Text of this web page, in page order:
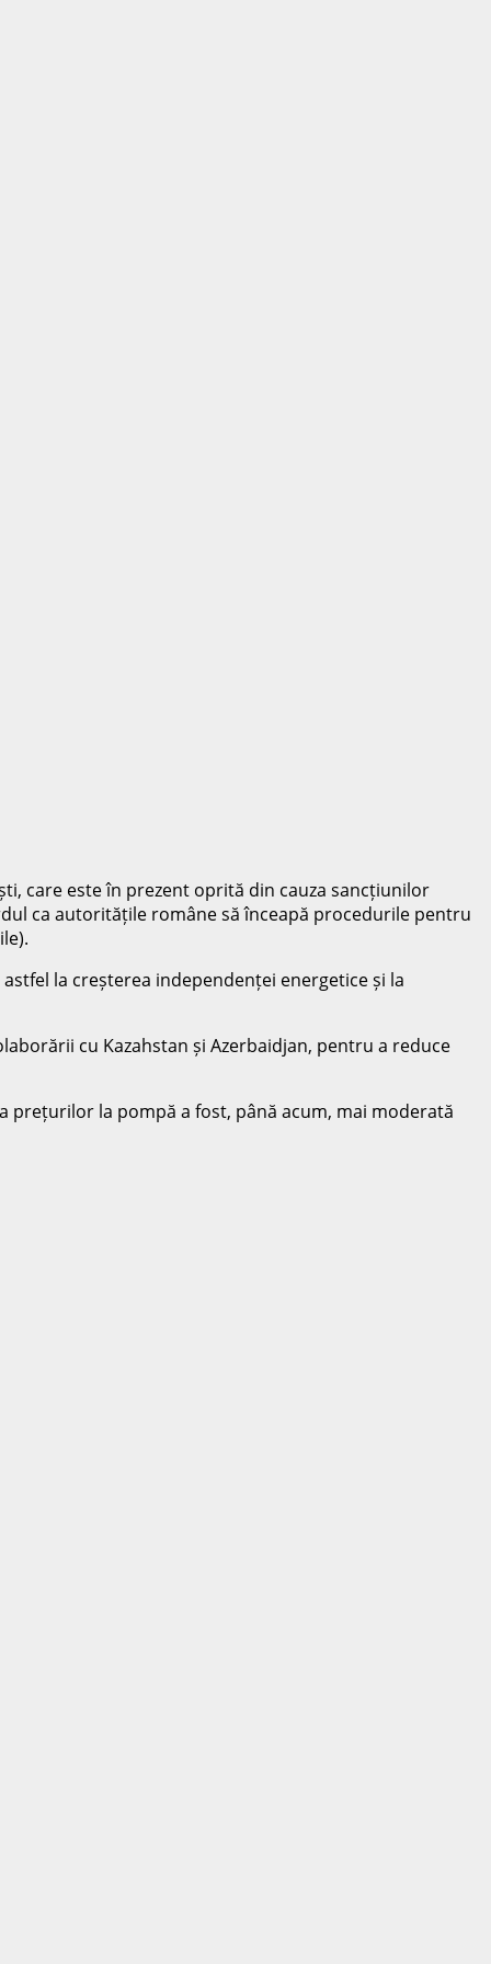
care este în prezent oprită din cauza sancțiunilor
ca autoritățile române să înceapă procedurile pentru
la creșterea independenței energetice și la
cu Kazahstan și Azerbaidjan, pentru a reduce
prețurilor la pompă a fost, până acum, mai moderată